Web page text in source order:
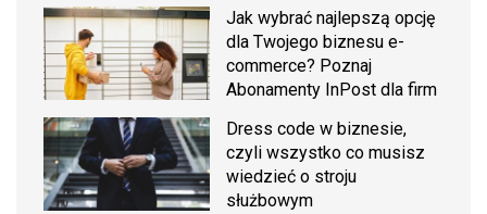
Jak wybrać najlepszą opcję
dla Twojego biznesu e-
commerce? Poznaj
Abonamenty InPost dla firm
Dress code w biznesie,
czyli wszystko co musisz
wiedzieć o stroju
służbowym